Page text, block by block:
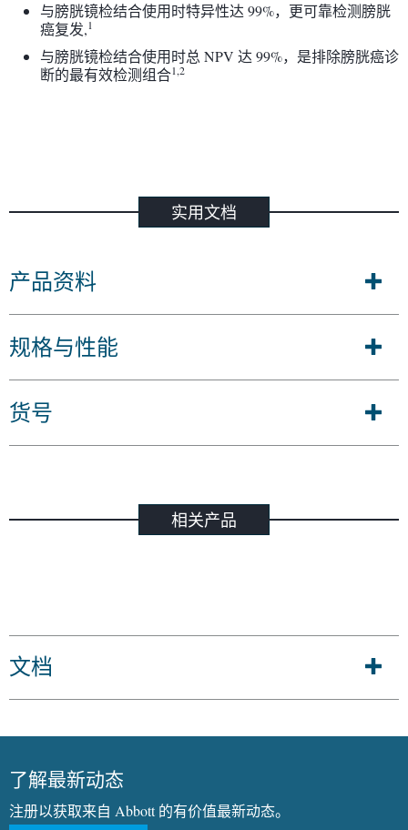
与膀胱镜检结合使用时特异性达 99%，更可靠检测膀胱
癌复发,1
与膀胱镜检结合使用时总 NPV 达 99%，是排除膀胱癌诊
断的最有效检测组合1,2
实用文档
产品资料
规格与性能
货号
相关产品
文档
了解最新动态
注册以获取来自 Abbott 的有价值最新动态。